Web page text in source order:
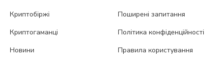
Криптобіржі
Криптогаманці
Новини
Поширені запитання
Політика конфіденційності
Правила користування